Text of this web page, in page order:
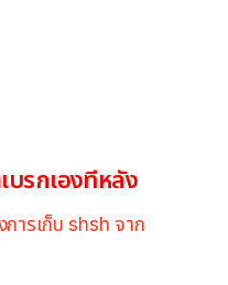
บรกเองทีหลัง
การเก็บ shsh จาก